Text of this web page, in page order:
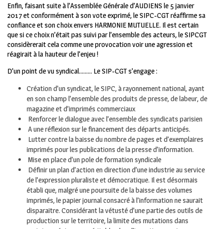
Enfin, faisant suite à l’Assemblée Générale d’AUDIENS le 5 janvier
2017 et conformément à son vote exprimé, le SIPC-CGT réaffirme sa
confiance et son choix envers HARMONIE MUTUELLE. Il est certain
que si ce choix n’était pas suivi par l’ensemble des acteurs, le SIPCGT
considèrerait cela comme une provocation voir une agression et
réagirait à la hauteur de l’enjeu !
D’un point de vu syndical……… Le SIP-CGT s’engage :
Création d’un syndicat, le SIPC, à rayonnement national, ayant
en son champ l’ensemble des produits de presse, de labeur, de
magazine et d’imprimés commerciaux
Renforcer le dialogue avec l’ensemble des syndicats parisien
A une réflexion sur le financement des départs anticipés.
Lutter contre la baisse du nombre de pages et d’exemplaires
imprimés pour les publications de la presse d’information.
Mise en place d’un pole de formation syndicale
Définir un plan d’action en direction d’une industrie au service
de l’expression pluraliste et démocratique. Il est désormais
établi que, malgré une poursuite de la baisse des volumes
imprimés, le papier journal consacré à l’information ne saurait
disparaitre. Considérant la vétusté d’une partie des outils de
production sur le territoire, la limite des mutations dans